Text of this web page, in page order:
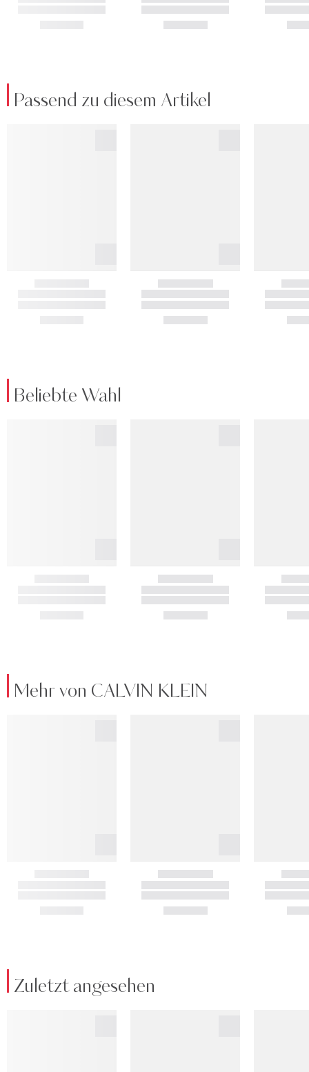
Passend zu diesem Artikel
Beliebte Wahl
Mehr von CALVIN KLEIN
Zuletzt angesehen